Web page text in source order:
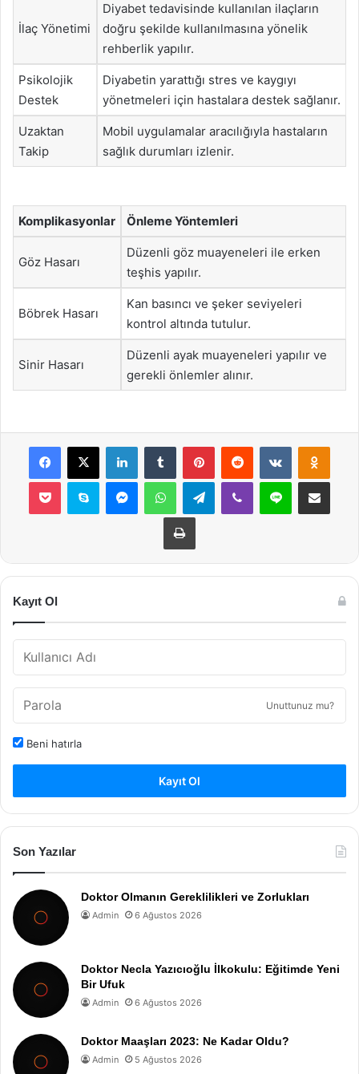
İlaç Yönetimi
Diyabet tedavisinde kullanılan ilaçların
doğru şekilde kullanılmasına yönelik
rehberlik yapılır.
Psikolojik
Destek
Diyabetin yarattığı stres ve kaygıyı
yönetmeleri için hastalara destek sağlanır.
Uzaktan
Takip
Mobil uygulamalar aracılığıyla hastaların
sağlık durumları izlenir.
Komplikasyonlar Önleme Yöntemleri
Göz Hasarı
Düzenli göz muayeneleri ile erken
teşhis yapılır.
Böbrek Hasarı
Kan basıncı ve şeker seviyeleri
kontrol altında tutulur.
Sinir Hasarı
Düzenli ayak muayeneleri yapılır ve
gerekli önlemler alınır.
Facebook
X LinkedInTumblr PinterestReddit VKontakte
Pocket Skype MessengerWhatsAppTelegramViber Line E-Posta ile
Yazdır
Kayıt Ol
Unuttunuz mu?
Beni hatırla
Kayıt Ol
Son Yazılar
Doktor Olmanın Gereklilikleri ve Zorlukları
Admin 6 Ağustos 2026
Doktor Necla Yazıcıoğlu İlkokulu: Eğitimde Yeni
Bir Ufuk
Admin 6 Ağustos 2026
Doktor Maaşları 2023: Ne Kadar Oldu?
Admin 5 Ağustos 2026